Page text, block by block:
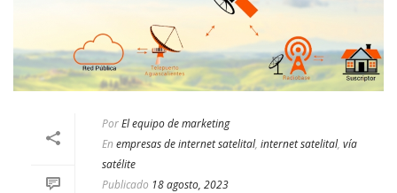
PorEl equipo de marketing
En empresas de internet satelital, internet satelital, vía
satélite
Publicado 18 agosto, 2023